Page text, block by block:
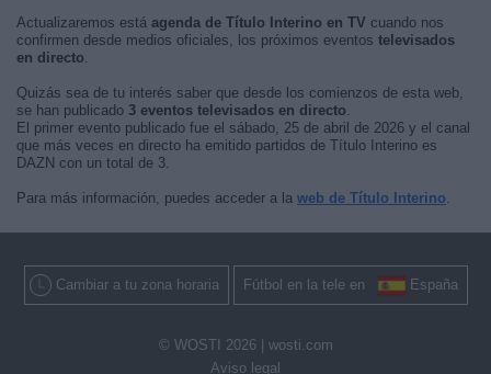
Actualizaremos está agenda de Título Interino en TV cuando nos
confirmen desde medios oficiales, los próximos eventos televisados
en directo.
Quizás sea de tu interés saber que desde los comienzos de esta web,
se han publicado 3 eventos televisados en directo.
El primer evento publicado fue el sábado, 25 de abril de 2026 y el canal
que más veces en directo ha emitido partidos de Título Interino es
DAZN con un total de 3.
Para más información, puedes acceder a la web de Título Interino.
Cambiar a tu zona horaria Fútbol en la tele en España
© WOSTI 2026 | wosti.com
Aviso legal